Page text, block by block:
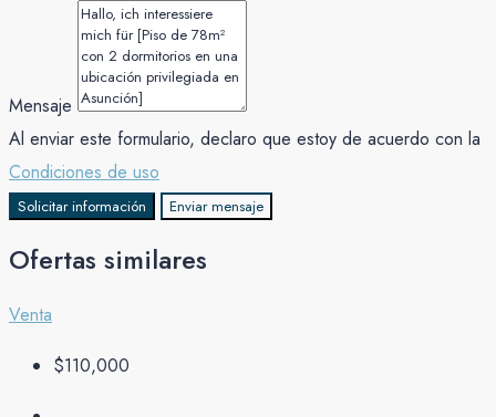
Mensaje
Al enviar este formulario, declaro que estoy de acuerdo con la
Condiciones de uso
Solicitar información Enviar mensaje
Ofertas similares
Venta
$110,000